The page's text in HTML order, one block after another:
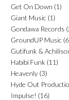
Get On Down (1)
Giant Music (1)
Gondawa Records
GroundUP Music
Gutifunk &
Habibi Funk (11)
Heavenly (3)
Hyde Out
Impulse! (16)